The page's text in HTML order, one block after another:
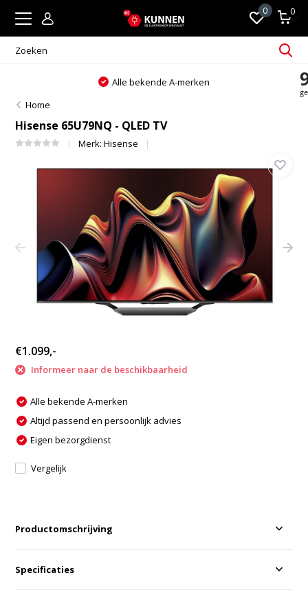
0 0
Alle bekende A-merken
Home
Hisense 65U79NQ - QLED TV
Merk:Hisense
€1.099,-
Informeer naar de beschikbaarheid
Alle bekende A-merken
Altijd passend en persoonlijk advies
Eigen bezorgdienst
Vergelijk
Productomschrijving
Specificaties